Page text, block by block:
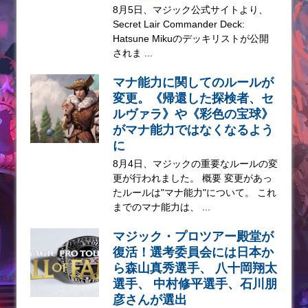
8月5日、マジック公式サイトより、
Secret Lair Commander Deck:
Hatsune Mikuのデッキリストが公開
されま ...
マナ能力に関してのルールが
変更。《帰還した探検者、セ
ルヴァラ》や《彩色の宝球》
がマナ能力ではなくなるよう
に
8月4日、マジックの重要なルールの変
更が行われました。 概要 変更があっ
たルールは"マナ能力"について。 これ
までのマナ能力は、 ...
マジック・プロツアー殿堂が
復活！選考委員会には日本か
ら森山真秀選手、 八十岡翔太
選手、 中村修平選手、石川朋
彦さんが選出